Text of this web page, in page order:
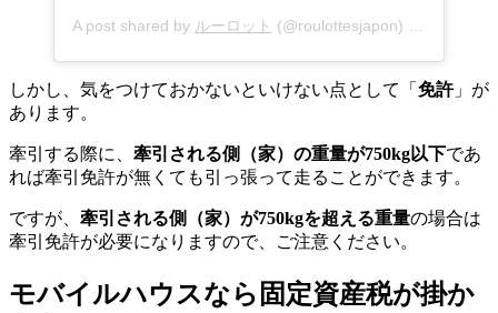
A post shared by ルーロット (@roulottesjapon) on
しかし、気をつけておかないといけない点として「 免許」が
あります。
牽引する際に、 牽引される側（家）の重量が750kg以下であ
れば牽引免許が無くても引っ張って走ることができます。
ですが、 牽引される側（家）が750kgを超える重量の場合は
牽引免許が必要になりますので、ご注意ください。
モバイルハウスなら固定資産税が掛か